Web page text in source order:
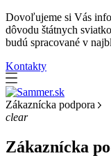
Dovoľujeme si Vás
dôvodu štátnych
budú spracované v
Kontakty
Zákaznícka podpora
clear
Zákaznícka